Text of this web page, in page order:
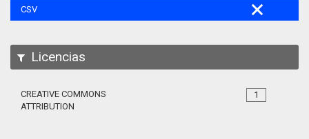
CSV
Licencias
1
CREATIVE COMMONS
ATTRIBUTION